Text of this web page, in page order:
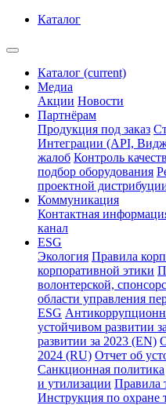
Каталог
Каталог (current)
Медиа
Акции Новости
Партнёрам
Продукция под заказ
Интеграции (API,
жалоб Контроль
подбор оборудования
проектной
Коммуникация
Контактная
канал
ESG
Экология Правила
корпоративной этики
волонтерской,
области управления
ESG
устойчивом развитии
развитии за 2023 (EN)
2024 (RU) Отчет об
Санкционная политика
и утилизации Правила
Инструкция по охране